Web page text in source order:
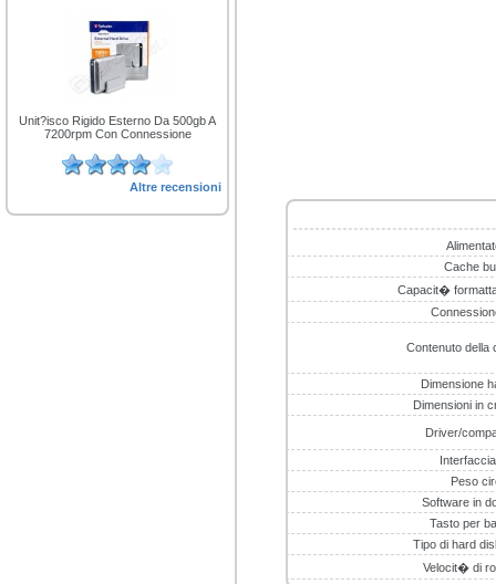
Unit?isco Rigido Esterno Da 500gb A
7200rpm Con Connessione
Altre recensioni
Cache
Capacit�
Contenuto della
Dimensione
Dimensioni in
Driver/
Peso
Software in
Tasto per
Tipo di hard
Velocit� di